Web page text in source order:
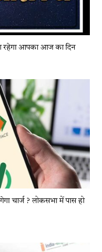
रहेगा आपका आज का दिन
चार्ज ? लोकसभा में पास हो